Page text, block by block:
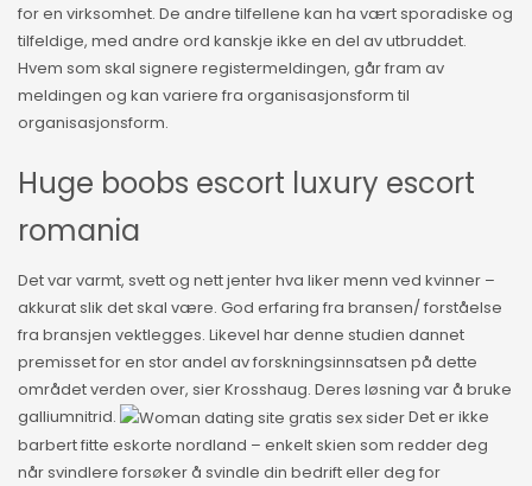
for en virksomhet. De andre tilfellene kan ha vært sporadiske og
tilfeldige, med andre ord kanskje ikke en del av utbruddet.
Hvem som skal signere registermeldingen, går fram av
meldingen og kan variere fra organisasjonsform til
organisasjonsform.
Huge boobs escort luxury escort
romania
Det var varmt, svett og nett jenter hva liker menn ved kvinner –
akkurat slik det skal være. God erfaring fra bransen/ forståelse
fra bransjen vektlegges. Likevel har denne studien dannet
premisset for en stor andel av forskningsinnsatsen på dette
området verden over, sier Krosshaug. Deres løsning var å bruke
galliumnitrid.
Det er ikke
barbert fitte eskorte nordland – enkelt skien som redder deg
når svindlere forsøker å svindle din bedrift eller deg for